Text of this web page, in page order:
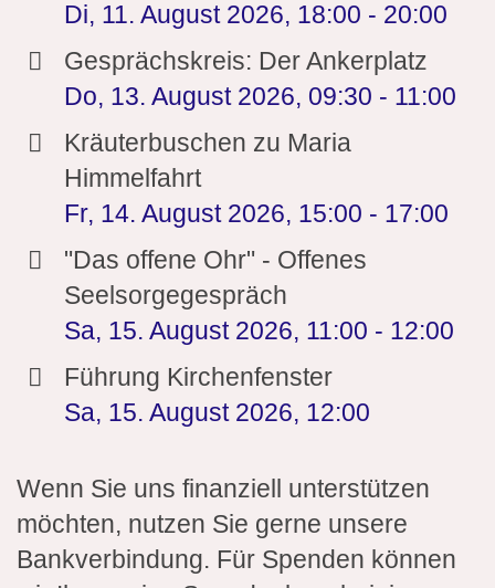
Di, 11. August 2026, 18:00 - 20:00
Gesprächskreis: Der Ankerplatz
Do, 13. August 2026, 09:30 - 11:00
Kräuterbuschen zu Maria
Himmelfahrt
Fr, 14. August 2026, 15:00 - 17:00
"Das offene Ohr" - Offenes
Seelsorgegespräch
Sa, 15. August 2026, 11:00 - 12:00
Führung Kirchenfenster
Sa, 15. August 2026, 12:00
Wenn Sie uns finanziell unterstützen
möchten, nutzen Sie gerne unsere
Bankverbindung. Für Spenden können